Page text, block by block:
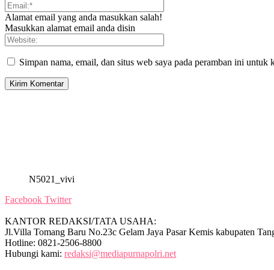
Alamat email yang anda masukkan salah!
Masukkan alamat email anda disin
Simpan nama, email, dan situs web saya pada peramban ini untuk
N5021_vivi
Facebook Twitter
KANTOR REDAKSI/TATA USAHA:
Jl.Villa Tomang Baru No.23c Gelam Jaya Pasar Kemis kabupaten
Hotline: 0821-2506-8800
Hubungi kami: redaksi@mediapurnapolri.net